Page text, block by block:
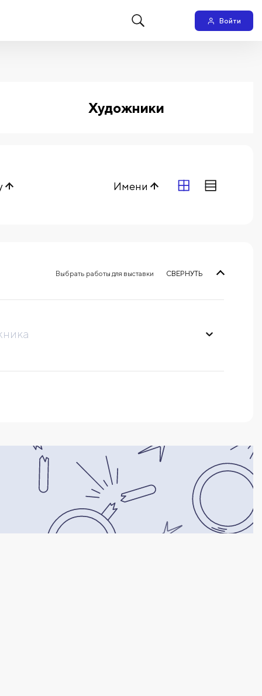
Войти
Художники
Выбрать работы для выставки СВЕРНУТЬ
Имени